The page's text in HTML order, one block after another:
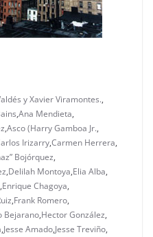
y Xavier Viramontes.,
,Ana Mendieta,
,Asco (Harry Gamboa Jr.,
Irizarry,Carmen Herrera,
Bojórquez,
,Delilah Montoya,Elia Alba,
,Enrique Chagoya,
,Frank Romero,
Bejarano,Hector González,
,Jesse Amado,Jesse Treviño,